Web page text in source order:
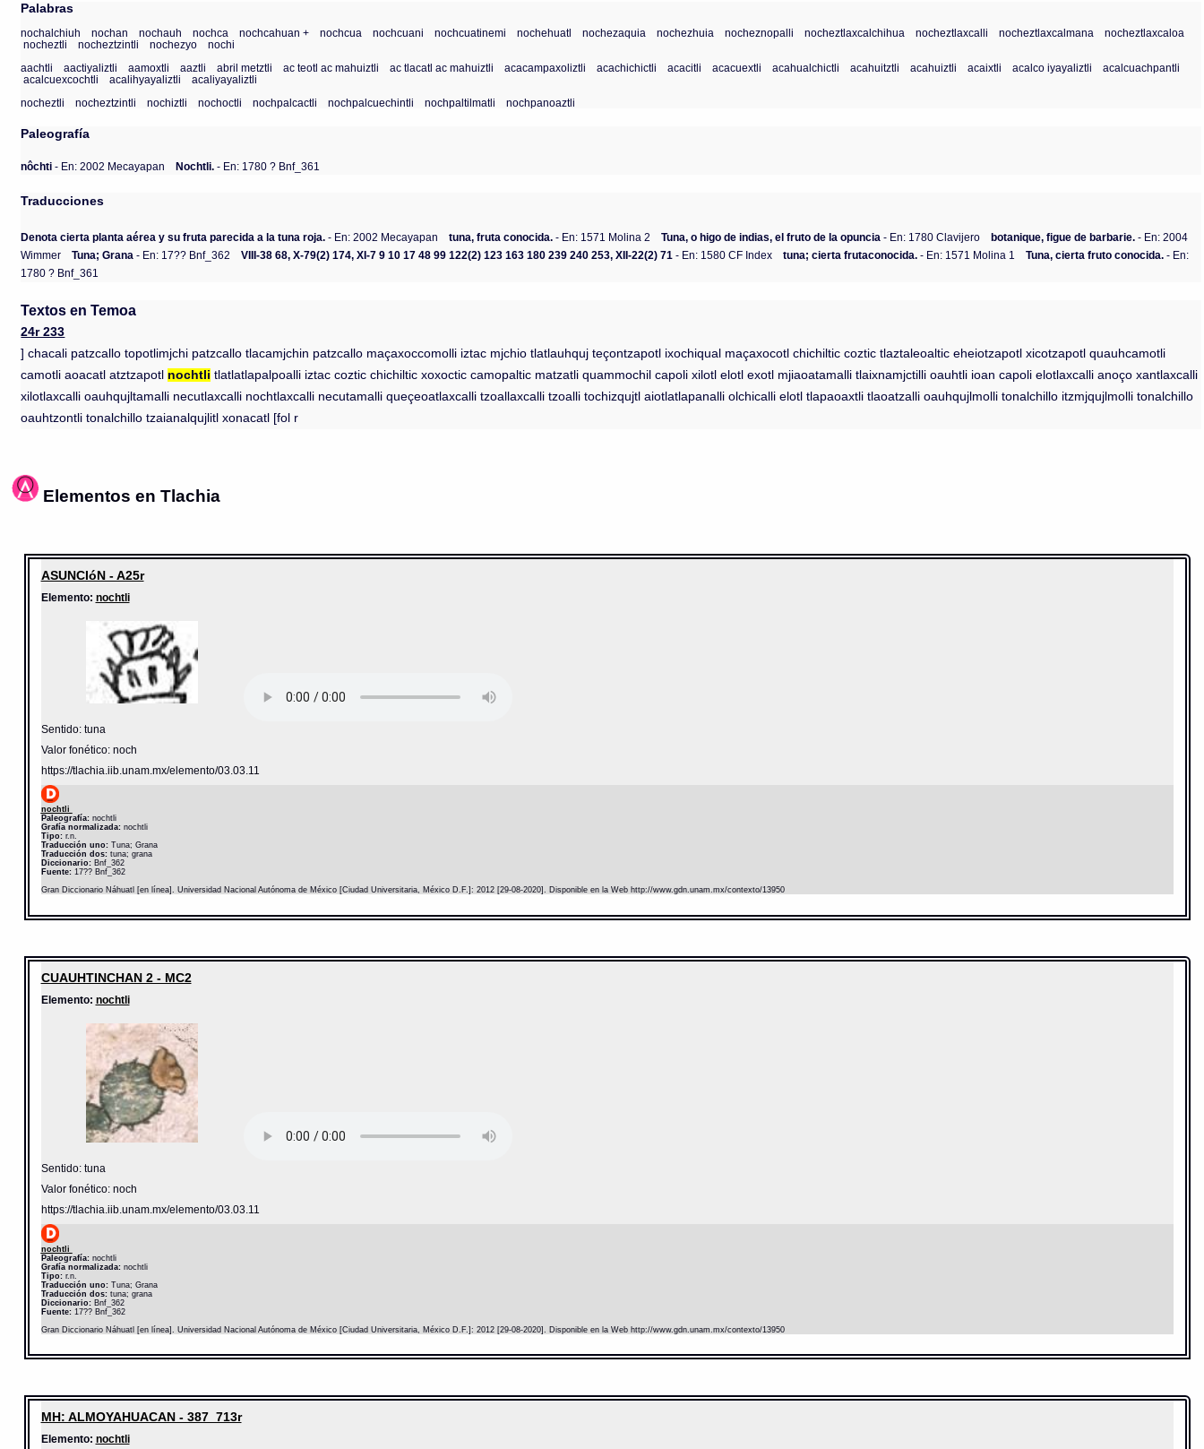
Palabras
nochalchiuh nochan nochauh nochca nochcahuan + nochcua nochcuani nochcuatinemi nochehuatl nochezaquia nochezhuia nocheznopalli nocheztlaxcalchihua nocheztlaxcalli nocheztlaxcalmana
nocheztlaxcaloa
nocheztli
nocheztzintli nochezyo
nochi
aachtli
aactiyaliztli aamoxtli aaztli abril metztli ac teotl ac mahuiztli ac tlacatl ac mahuiztli acacampaxoliztli acachichictli acacitli acacuextli acahualchictli acahuitztli acahuiztli acaixtli acalco iyayaliztli
acalcuachpantli
acalcuexcochtli
acalihyayaliztli
acaliyayaliztli
nocheztli
nocheztzintli nochiztli nochoctli nochpalcactli nochpalcuechintli nochpaltilmatli nochpanoaztli
Paleografía
nôchti - En: 2002 Mecayapan Nochtli. - En: 1780 ? Bnf_361
Traducciones
Denota cierta planta aérea y su fruta parecida a la tuna roja. - En: 2002 Mecayapan tuna, fruta conocida. - En: 1571 Molina 2 Tuna, o higo de indias, el fruto de la opuncia - En: 1780 Clavijero botanique, figue de barbarie. - En: 2004
Wimmer
Tuna; Grana - En: 17?? Bnf_362 VIII-38 68, X-79(2) 174, XI-7 9 10 17 48 99 122(2) 123 163 180 239 240 253, XII-22(2) 71 - En: 1580 CF Index tuna; cierta frutaconocida. - En: 1571 Molina 1 Tuna, cierta fruto conocida. - En:
1780 ? Bnf_361
Textos en Temoa
24r 233
] chacali patzcallo topotlimjchi patzcallo tlacamjchin patzcallo maçaxoccomolli iztac mjchio tlatlauhquj teçontzapotl ixochiqual maçaxocotl chichiltic coztic tlaztaleoaltic eheiotzapotl xicotzapotl quauhcamotli
camotli aoacatl atztzapotl nochtli tlatlatlapalpoalli iztac coztic chichiltic xoxoctic camopaltic matzatli quammochil capoli xilotl elotl exotl mjiaoatamalli tlaixnamjctilli oauhtli ioan capoli elotlaxcalli anoço xantlaxcalli
xilotlaxcalli oauhqujltamalli necutlaxcalli nochtlaxcalli necutamalli queçeoatlaxcalli tzoallaxcalli tzoalli tochizqujtl aiotlatlapanalli olchicalli elotl tlapaoaxtli tlaoatzalli oauhqujlmolli tonalchillo itzmjqujlmolli tonalchillo
oauhtzontli tonalchillo tzaianalqujlitl xonacatl [fol r
Elementos en Tlachia
ASUNCIóN - A25r
Elemento: nochtli
Sentido: tuna
Valor fonético: noch
https://tlachia.iib.unam.mx/elemento/03.03.11
nochtli
Paleografía:nochtli
Grafía normalizada:nochtli
Tipo:r.n.
Traducción uno:Tuna; Grana
Traducción dos:tuna; grana
Diccionario: Bnf_362
Fuente:17?? Bnf_362
Gran Diccionario Náhuatl [en línea]. Universidad Nacional Autónoma de México [Ciudad Universitaria, México D.F.]: 2012 [29-08-2020]. Disponible en la Web http://www.gdn.unam.mx/contexto/13950
CUAUHTINCHAN 2 - MC2
Elemento: nochtli
Sentido: tuna
Valor fonético: noch
https://tlachia.iib.unam.mx/elemento/03.03.11
nochtli
Paleografía:nochtli
Grafía normalizada:nochtli
Tipo:r.n.
Traducción uno:Tuna; Grana
Traducción dos:tuna; grana
Diccionario: Bnf_362
Fuente:17?? Bnf_362
Gran Diccionario Náhuatl [en línea]. Universidad Nacional Autónoma de México [Ciudad Universitaria, México D.F.]: 2012 [29-08-2020]. Disponible en la Web http://www.gdn.unam.mx/contexto/13950
MH: ALMOYAHUACAN - 387_713r
Elemento: nochtli